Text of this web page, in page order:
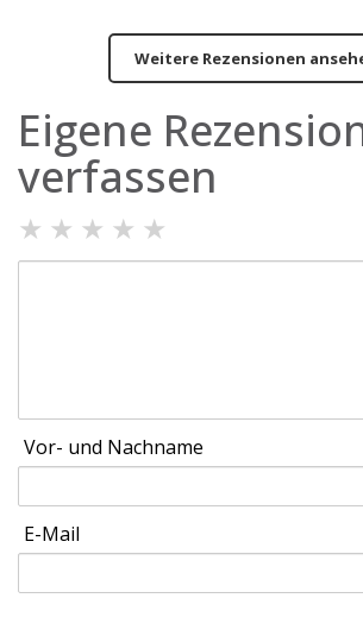
Weitere Rezensionen
Eigene
verfassen
★ ★ ★ ★ ★
Vor- und Nachname
E-Mail